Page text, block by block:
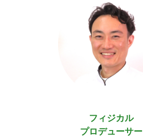
フィジカル
プロデューサー